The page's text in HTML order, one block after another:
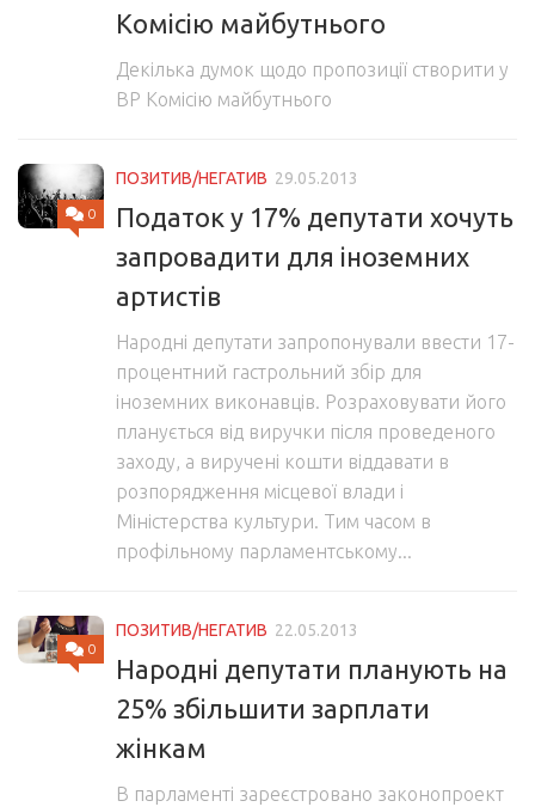
Комісію майбутнього
Декілька думок щодо пропозиції створити у
ВР Комісію майбутнього
0
ПОЗИТИВ/НЕГАТИВ 29.05.2013
Податок у 17% депутати хочуть
запровадити для іноземних
артистів
Народні депутати запропонували ввести 17-
процентний гастрольний збір для
іноземних виконавців. Розраховувати його
планується від виручки після проведеного
заходу, а виручені кошти віддавати в
розпорядження місцевої влади і
Міністерства культури. Тим часом в
профільному парламентському...
0
ПОЗИТИВ/НЕГАТИВ 22.05.2013
Народні депутати планують на
25% збільшити зарплати
жінкам
В парламенті зареєстровано законопроект